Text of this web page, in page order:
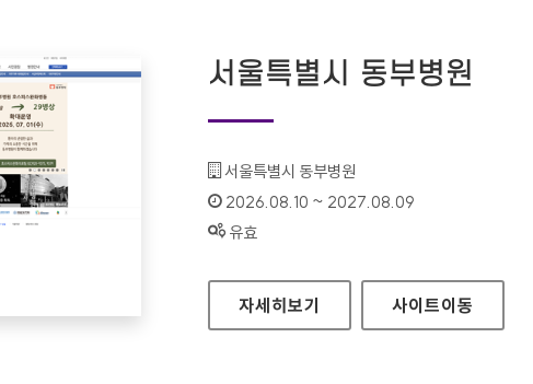
서울특별시 동부병원
기관명 :
서울특별시 동부병원
인증기간 :
2026.08.10 ~ 2027.08.09
상태 :
유효
서울특별시 동부병원
자세히보기 사이트이동